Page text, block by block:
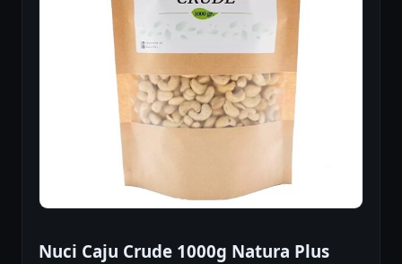
Nuci Caju Crude 1000g Natura Plus